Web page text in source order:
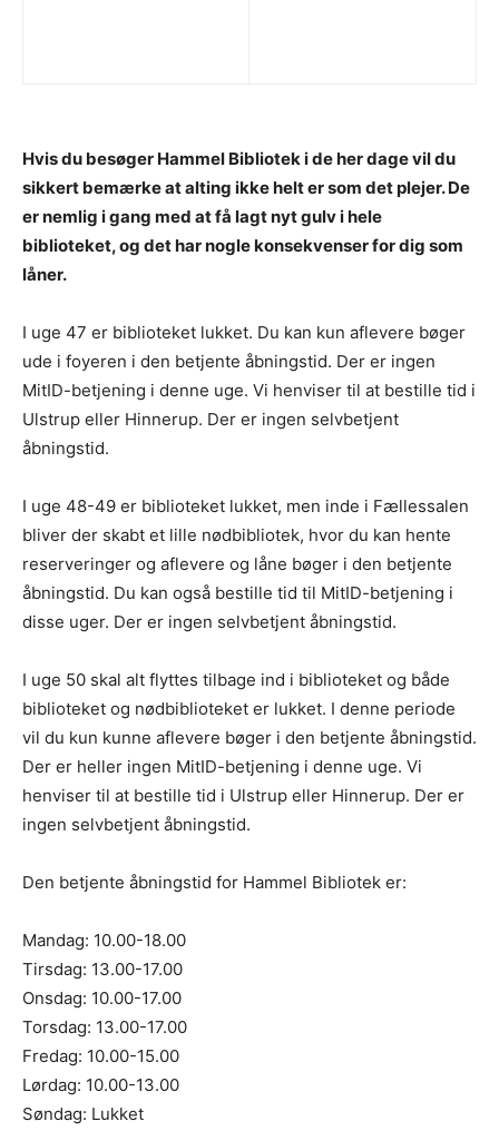
Hvis du besøger Hammel Bibliotek i de her dage vil du
sikkert bemærke at alting ikke helt er som det plejer. De
er nemlig i gang med at få lagt nyt gulv i hele
biblioteket, og det har nogle konsekvenser for dig som
låner.
I uge 47 er biblioteket lukket. Du kan kun aflevere bøger
ude i foyeren i den betjente åbningstid. Der er ingen
MitID-betjening i denne uge. Vi henviser til at bestille tid i
Ulstrup eller Hinnerup. Der er ingen selvbetjent
åbningstid.
I uge 48-49 er biblioteket lukket, men inde i Fællessalen
bliver der skabt et lille nødbibliotek, hvor du kan hente
reserveringer og aflevere og låne bøger i den betjente
åbningstid. Du kan også bestille tid til MitID-betjening i
disse uger. Der er ingen selvbetjent åbningstid.
I uge 50 skal alt flyttes tilbage ind i biblioteket og både
biblioteket og nødbiblioteket er lukket. I denne periode
vil du kun kunne aflevere bøger i den betjente åbningstid.
Der er heller ingen MitID-betjening i denne uge. Vi
henviser til at bestille tid i Ulstrup eller Hinnerup. Der er
ingen selvbetjent åbningstid.
Den betjente åbningstid for Hammel Bibliotek er:
Mandag: 10.00-18.00
Tirsdag: 13.00-17.00
Onsdag: 10.00-17.00
Torsdag: 13.00-17.00
Fredag: 10.00-15.00
Lørdag: 10.00-13.00
Søndag: Lukket